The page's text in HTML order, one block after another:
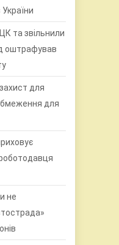
та звільнили
оштрафував
для
для
не